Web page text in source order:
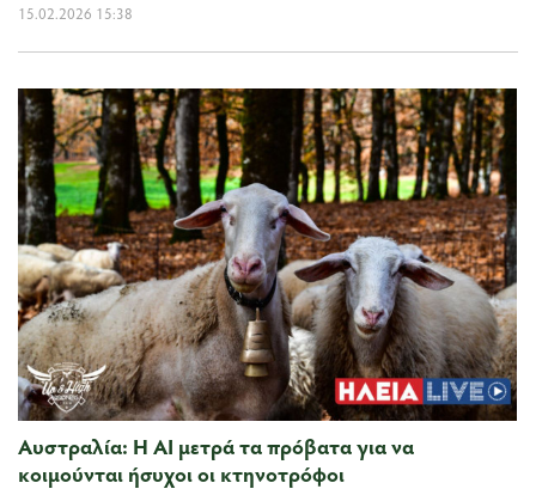
15.02.2026 15:38
Αυστραλία: Η ΑΙ μετρά τα πρόβατα για να
κοιμούνται ήσυχοι οι κτηνοτρόφοι